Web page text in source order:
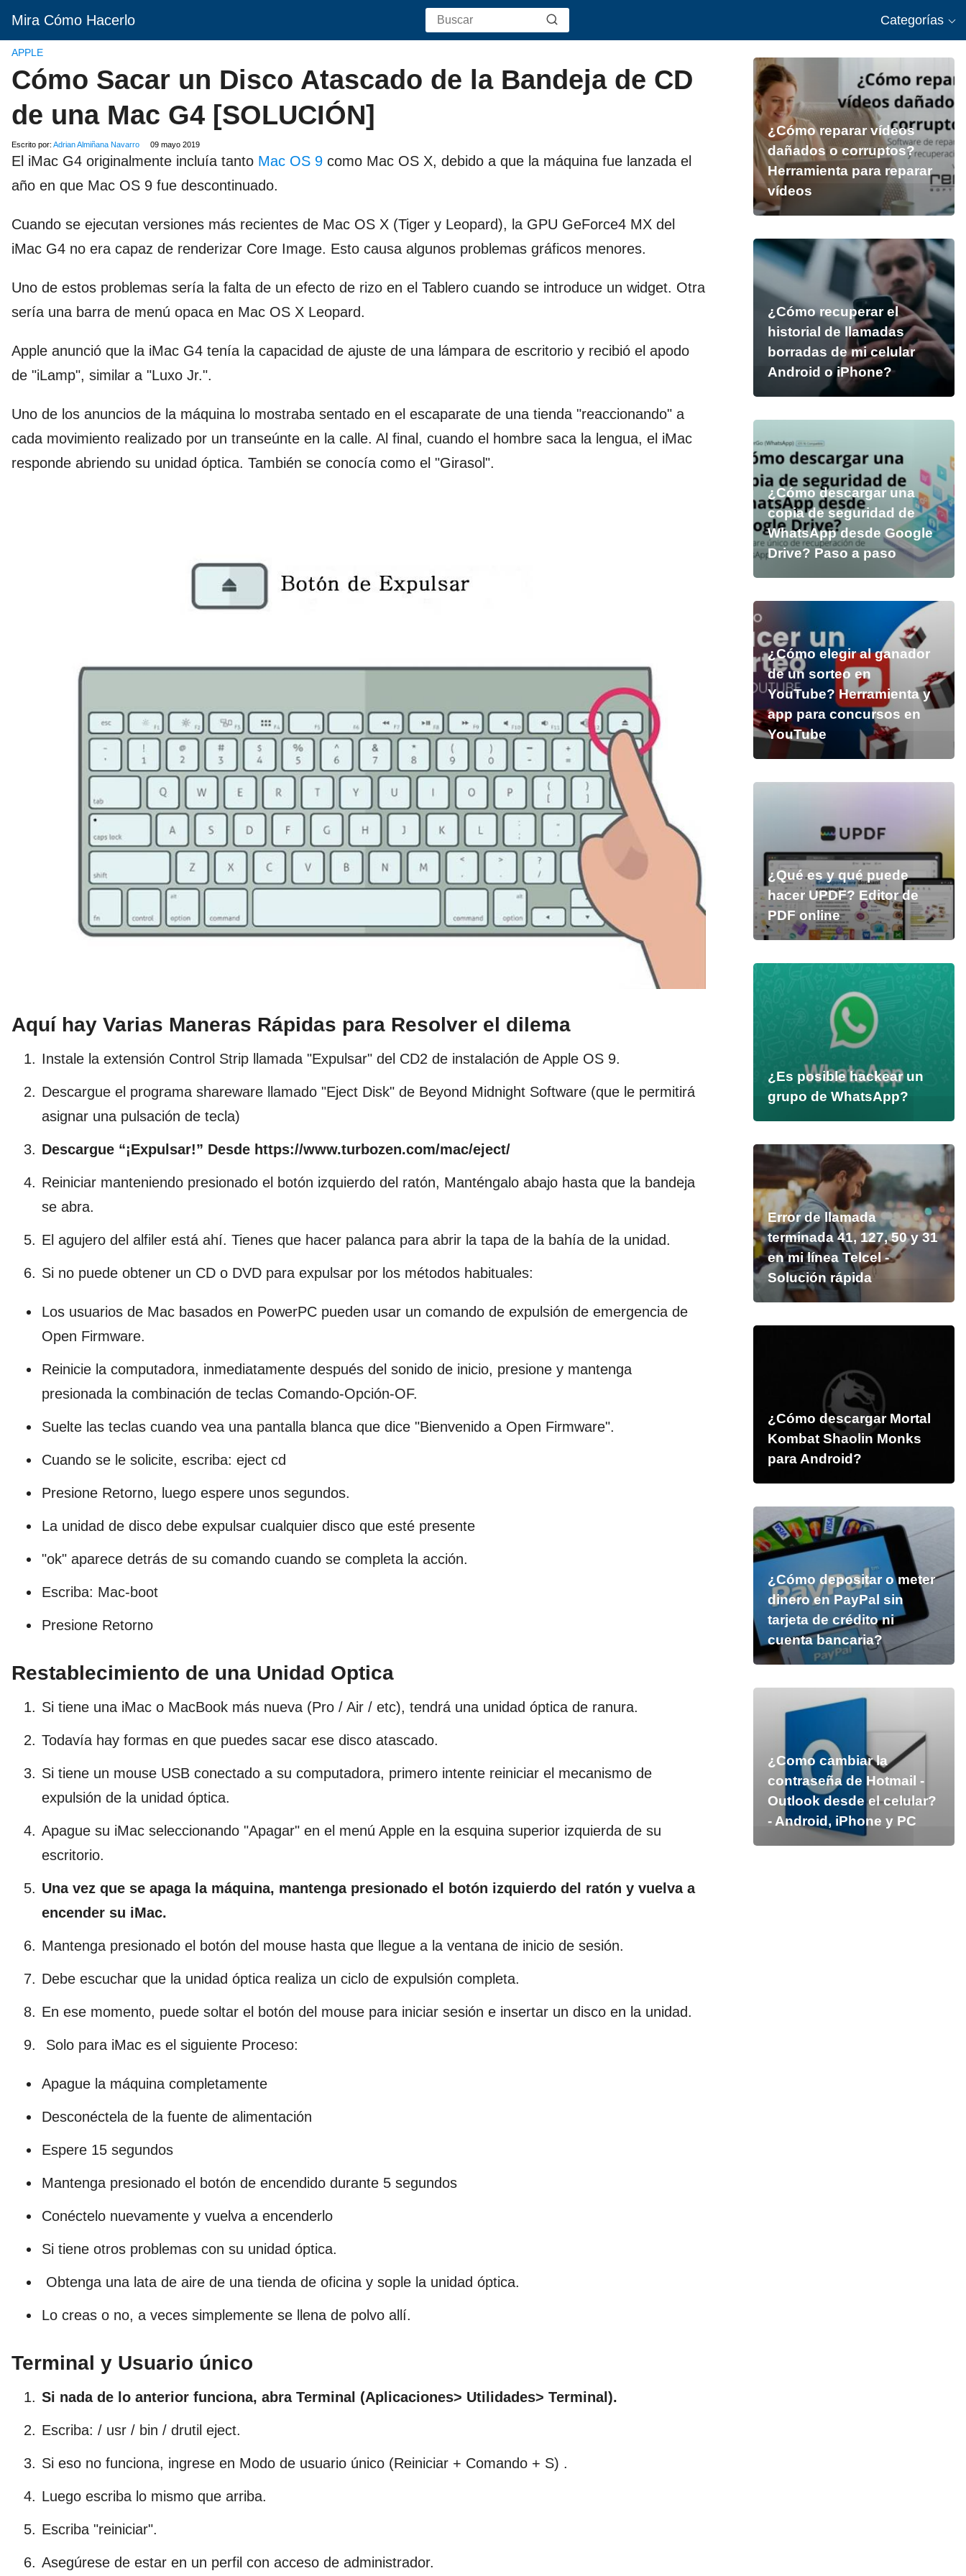
Mira Cómo Hacerlo Categorías
APPLE
Cómo Sacar un Disco Atascado de la Bandeja de CD
de una Mac G4 [SOLUCIÓN]
Escrito por: Adrian Almiñana Navarro 09 mayo 2019
El iMac G4 originalmente incluía tanto Mac OS 9 como Mac OS X, debido a que la máquina fue lanzada el
año en que Mac OS 9 fue descontinuado.
Cuando se ejecutan versiones más recientes de Mac OS X (Tiger y Leopard), la GPU GeForce4 MX del
iMac G4 no era capaz de renderizar Core Image. Esto causa algunos problemas gráficos menores.
Uno de estos problemas sería la falta de un efecto de rizo en el Tablero cuando se introduce un widget. Otra
sería una barra de menú opaca en Mac OS X Leopard.
Apple anunció que la iMac G4 tenía la capacidad de ajuste de una lámpara de escritorio y recibió el apodo
de "iLamp", similar a "Luxo Jr.".
Uno de los anuncios de la máquina lo mostraba sentado en el escaparate de una tienda "reaccionando" a
cada movimiento realizado por un transeúnte en la calle. Al final, cuando el hombre saca la lengua, el iMac
responde abriendo su unidad óptica. También se conocía como el "Girasol".
Aquí hay Varias Maneras Rápidas para Resolver el dilema
Instale la extensión Control Strip llamada "Expulsar" del CD2 de instalación de Apple OS 9.
Descargue el programa shareware llamado "Eject Disk" de Beyond Midnight Software (que le permitirá
asignar una pulsación de tecla)
Descargue “¡Expulsar!” Desde https://www.turbozen.com/mac/eject/
Reiniciar manteniendo presionado el botón izquierdo del ratón, Manténgalo abajo hasta que la bandeja
se abra.
El agujero del alfiler está ahí. Tienes que hacer palanca para abrir la tapa de la bahía de la unidad.
Si no puede obtener un CD o DVD para expulsar por los métodos habituales:
Los usuarios de Mac basados ​​en PowerPC pueden usar un comando de expulsión de emergencia de
Open Firmware.
Reinicie la computadora, inmediatamente después del sonido de inicio, presione y mantenga
presionada la combinación de teclas Comando-Opción-OF.
Suelte las teclas cuando vea una pantalla blanca que dice "Bienvenido a Open Firmware".
Cuando se le solicite, escriba: eject cd
Presione Retorno, luego espere unos segundos.
La unidad de disco debe expulsar cualquier disco que esté presente
"ok" aparece detrás de su comando cuando se completa la acción.
Escriba: Mac-boot
Presione Retorno
Restablecimiento de una Unidad Optica
Si tiene una iMac o MacBook más nueva (Pro / Air / etc), tendrá una unidad óptica de ranura.
Todavía hay formas en que puedes sacar ese disco atascado.
Si tiene un mouse USB conectado a su computadora, primero intente reiniciar el mecanismo de
expulsión de la unidad óptica.
Apague su iMac seleccionando "Apagar" en el menú Apple en la esquina superior izquierda de su
escritorio.
Una vez que se apaga la máquina, mantenga presionado el botón izquierdo del ratón y vuelva a
encender su iMac.
Mantenga presionado el botón del mouse hasta que llegue a la ventana de inicio de sesión.
Debe escuchar que la unidad óptica realiza un ciclo de expulsión completa.
En ese momento, puede soltar el botón del mouse para iniciar sesión e insertar un disco en la unidad.
Solo para iMac es el siguiente Proceso:
Apague la máquina completamente
Desconéctela de la fuente de alimentación
Espere 15 segundos
Mantenga presionado el botón de encendido durante 5 segundos
Conéctelo nuevamente y vuelva a encenderlo
Si tiene otros problemas con su unidad óptica.
Obtenga una lata de aire de una tienda de oficina y sople la unidad óptica.
Lo creas o no, a veces simplemente se llena de polvo allí.
Terminal y Usuario único
Si nada de lo anterior funciona, abra Terminal (Aplicaciones> Utilidades> Terminal).
Escriba: / usr / bin / drutil eject.
Si eso no funciona, ingrese en Modo de usuario único (Reiniciar + Comando + S) .
Luego escriba lo mismo que arriba.
Escriba "reiniciar".
Asegúrese de estar en un perfil con acceso de administrador.
¿Cómo reparar vídeos
dañados o corruptos?
Herramienta para reparar
vídeos
¿Cómo recuperar el
historial de llamadas
borradas de mi celular
Android o iPhone?
¿Cómo descargar una
copia de seguridad de
WhatsApp desde Google
Drive? Paso a paso
¿Cómo elegir al ganador
de un sorteo en
YouTube? Herramienta y
app para concursos en
YouTube
¿Qué es y qué puede
hacer UPDF? Editor de
PDF online
¿Es posible hackear un
grupo de WhatsApp?
Error de llamada
terminada 41, 127, 50 y 31
en mi línea Telcel -
Solución rápida
¿Cómo descargar Mortal
Kombat Shaolin Monks
para Android?
¿Cómo depositar o meter
dinero en PayPal sin
tarjeta de crédito ni
cuenta bancaria?
¿Como cambiar la
contraseña de Hotmail -
Outlook desde el celular?
- Android, iPhone y PC